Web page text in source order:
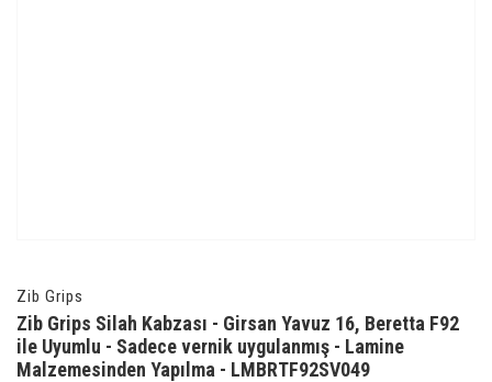
Zib Grips
Zib Grips Silah Kabzası - Girsan Yavuz 16, Beretta F92
ile Uyumlu - Sadece vernik uygulanmış - Lamine
Malzemesinden Yapılma - LMBRTF92SV049